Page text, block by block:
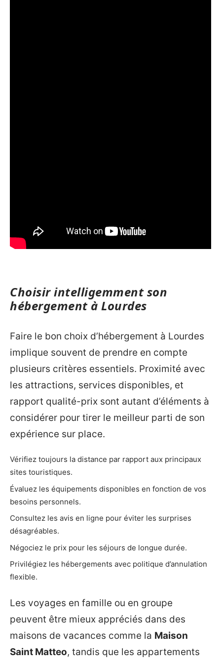
Choisir intelligemment son
hébergement à Lourdes
Faire le bon choix d’hébergement à Lourdes
implique souvent de prendre en compte
plusieurs critères essentiels. Proximité avec
les attractions, services disponibles, et
rapport qualité-prix sont autant d’éléments à
considérer pour tirer le meilleur parti de son
expérience sur place.
Vérifiez toujours la distance par rapport aux principaux
sites touristiques.
Évaluez les équipements disponibles en fonction de vos
besoins personnels.
Consultez les avis en ligne pour éviter les surprises
désagréables.
Négociez le prix pour les séjours de longue durée.
Privilégiez les hébergements avec politique d’annulation
flexible.
Les voyages en famille ou en groupe
peuvent être mieux appréciés dans des
maisons de vacances comme la Maison
Saint Matteo, tandis que les appartements